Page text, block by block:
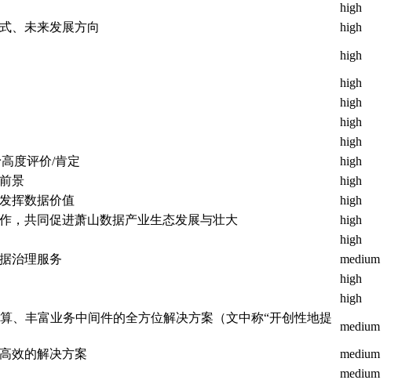
high
、未来发展方向
high
high
high
high
high
high
度评价/肯定
high
景
high
挥数据价值
high
，共同促进萧山数据产业生态发展与壮大
high
high
治理服务
medium
high
high
、丰富业务中间件的全方位解决方案（文中称“开创性地提
medium
效的解决方案
medium
medium